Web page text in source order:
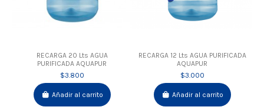
RECARGA 20 Lts AGUA
PURIFICADA AQUAPUR
$3.800
Añadir al carrito
RECARGA 12 Lts AGUA PURIFICADA
AQUAPUR
$3.000
Añadir al carrito